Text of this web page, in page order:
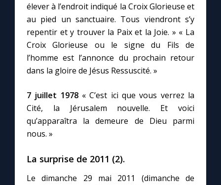
élever à l’endroit indiqué la Croix Glorieuse et
au pied un sanctuaire. Tous viendront s’y
repentir et y trouver la Paix et la Joie. » « La
Croix Glorieuse ou le signe du Fils de
l’homme est l’annonce du prochain retour
dans la gloire de Jésus Ressuscité. »
7 juillet 1978« C’est ici que vous verrez la
Cité, la Jérusalem nouvelle. Et voici
qu’apparaîtra la demeure de Dieu parmi
nous. »
La surprise de 2011 (2).
Le dimanche 29 mai 2011 (dimanche de